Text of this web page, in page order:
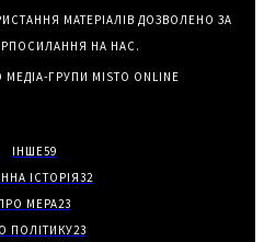
МАТЕРІАЛІВ ДОЗВОЛЕНО ЗА
НА НАС.
ГРУПИ MISTO ONLINE
ІНШЕ59
ІСТОРІЯ32
МЕРА23
ПОЛІТИКУ23